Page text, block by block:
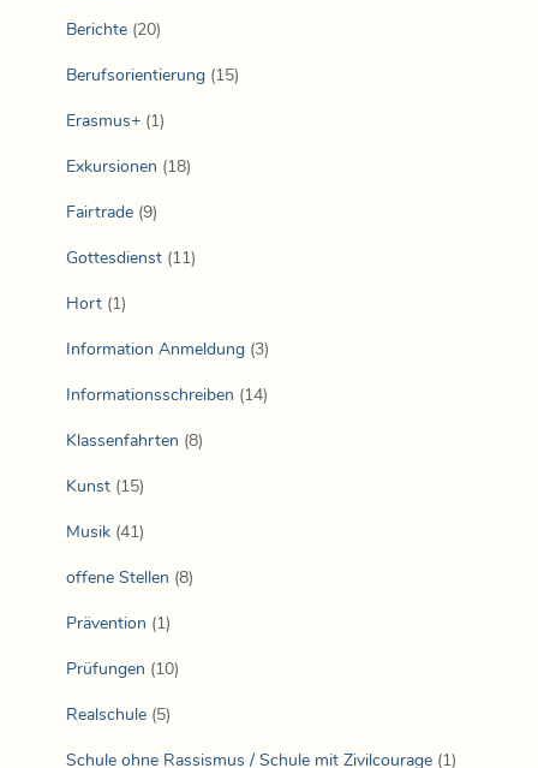
Berichte (20)
Berufsorientierung (15)
Erasmus+ (1)
Exkursionen (18)
Fairtrade (9)
Gottesdienst (11)
Hort (1)
Information Anmeldung (3)
Informationsschreiben (14)
Klassenfahrten (8)
Kunst (15)
Musik (41)
offene Stellen (8)
Prävention (1)
Prüfungen (10)
Realschule (5)
Schule ohne Rassismus / Schule mit Zivilcourage (1)